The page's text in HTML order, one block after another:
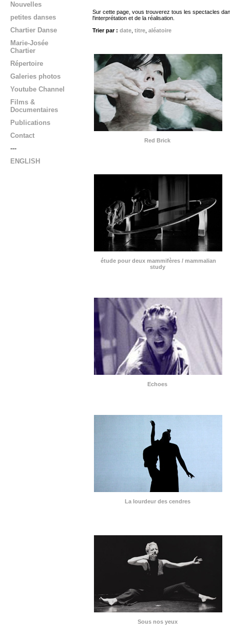
Nouvelles
petites danses
Chartier Danse
Marie-Josée
Chartier
Répertoire
Galeries photos
Youtube Channel
Films &
Documentaires
Publications
Contact
---
ENGLISH
Sur cette page, vous trouverez tous les spectacles
l'interprétation et de la réalisation.
Trier par : date titre aléatoire
Red Brick
étude pour deux mammifères / mammalian
study
Echoes
La lourdeur des cendres
Sous nos yeux